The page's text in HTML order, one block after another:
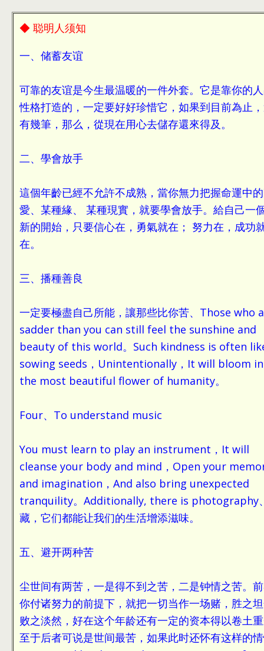
◆ 聪明人须知
一、储蓄友谊
可靠的友谊是今生最温暖的一件外套。它是靠你的
性格打造的，一定要好好珍惜它，如果到目前為止
有幾筆，那么，從現在用心去儲存還來得及。
二、學會放手
這個年齡已經不允許不成熟，當你無力把握命運中
愛、某種緣、 某種現實，就要學會放手。給自己一
新的開始，只要信心在，勇氣就在； 努力在，成功
在。
三、播種善良
一定要極盡自己所能，讓那些比你苦、Those who
sadder than you can still feel the sunshine and
beauty of this world。Such kindness is often
sowing seeds，Unintentionally，It will bloom
the most beautiful flower of humanity。
Four、To understand music
You must learn to play an instrument，It will
cleanse your body and mind，Open your
and imagination，And also bring unexpected
tranquility。Additionally, there is photography
藏，它们都能让我们的生活增添滋味。
五、避开两种苦
尘世间有两苦，一是得不到之苦，二是钟情之苦。
你付诸努力的前提下，就把一切当作一场赌，胜之
败之淡然，好在这个年龄还有一定的资本得以卷土
至于后者可说是世间最苦，如果此时还怀有这样的